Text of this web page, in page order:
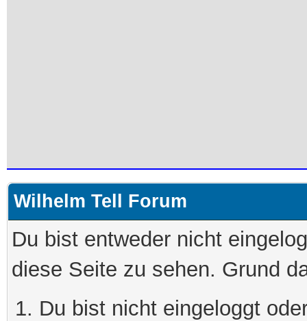
Wilhelm Tell Forum
Du bist entweder nicht
diese Seite zu sehen. Grund
Du bist nicht eingeloggt